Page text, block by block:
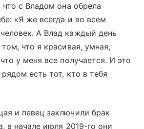
что с Владом она обрела
«Я же всегда и во всем
А Влад каждый день
что я красивая, умная,
у меня все получается. И это
есть тот, кто в тебя
и певец заключили брак
в начале июля 2019-го они